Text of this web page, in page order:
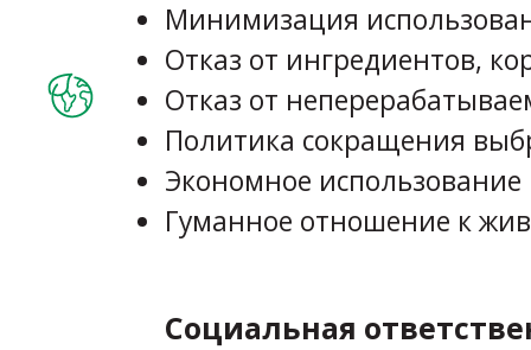
Минимизация
Отказ от ингредиентов,
Отказ от
Политика сокращения
Экономное
Гуманное отношение к
Социальная